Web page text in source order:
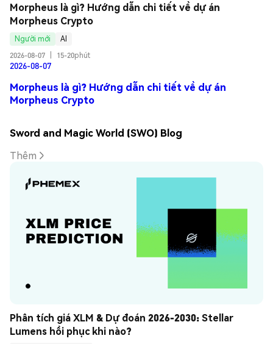
Morpheus là gì? Hướng dẫn chi tiết về dự án
Morpheus Crypto
Người mới
AI
2026-08-07
15-20phút
2026-08-07
Morpheus là gì? Hướng dẫn chi tiết về dự án
Morpheus Crypto
Sword and Magic World (SWO) Blog
Thêm
Phân tích giá XLM & Dự đoán 2026-2030: Stellar
Lumens hồi phục khi nào?